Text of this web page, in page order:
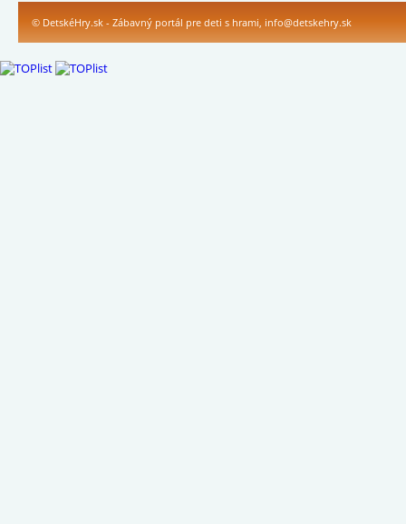
© DetskéHry.sk - Zábavný portál pre deti s hrami, info@detskehry.sk